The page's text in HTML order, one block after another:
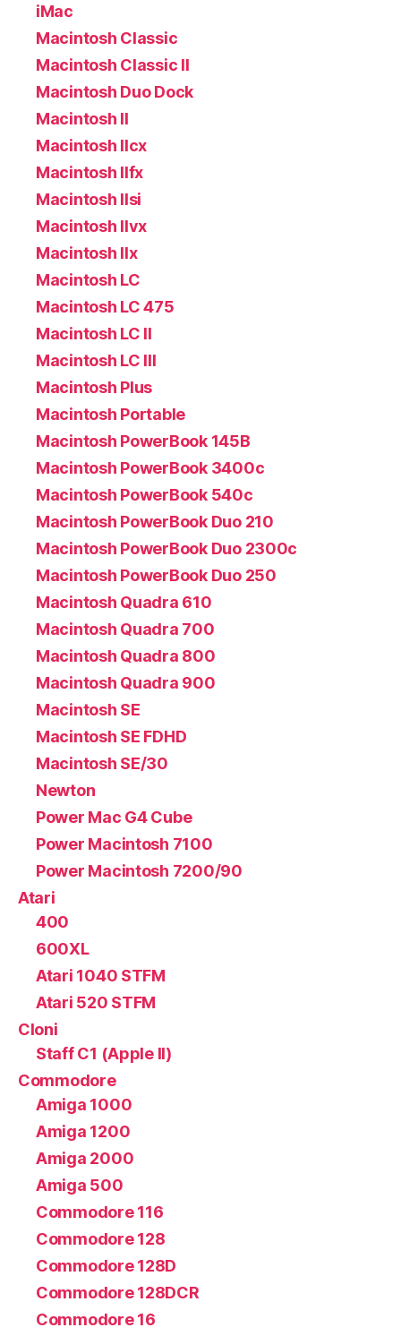
iMac
Macintosh Classic
Macintosh Classic II
Macintosh Duo Dock
Macintosh II
Macintosh IIcx
Macintosh IIfx
Macintosh IIsi
Macintosh IIvx
Macintosh IIx
Macintosh LC
Macintosh LC 475
Macintosh LC II
Macintosh LC III
Macintosh Plus
Macintosh Portable
Macintosh PowerBook 145B
Macintosh PowerBook 3400c
Macintosh PowerBook 540c
Macintosh PowerBook Duo 210
Macintosh PowerBook Duo 2300c
Macintosh PowerBook Duo 250
Macintosh Quadra 610
Macintosh Quadra 700
Macintosh Quadra 800
Macintosh Quadra 900
Macintosh SE
Macintosh SE FDHD
Macintosh SE/30
Newton
Power Mac G4 Cube
Power Macintosh 7100
Power Macintosh 7200/90
Atari
400
600XL
Atari 1040 STFM
Atari 520 STFM
Cloni
Staff C1 (Apple II)
Commodore
Amiga 1000
Amiga 1200
Amiga 2000
Amiga 500
Commodore 116
Commodore 128
Commodore 128D
Commodore 128DCR
Commodore 16